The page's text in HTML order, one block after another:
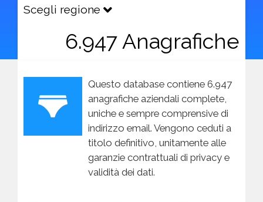
Scegli regione
6.947 Anagrafiche
Questo database contiene 6.947
anagrafiche aziendali complete,
uniche e sempre comprensive di
indirizzo email. Vengono ceduti a
titolo definitivo, unitamente alle
garanzie contrattuali di privacy e
validità dei dati.